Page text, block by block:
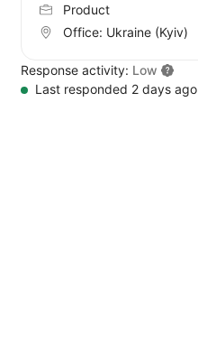
Product
Office: Ukraine (Kyiv)
Response activity: Low
Last responded 2 days ago